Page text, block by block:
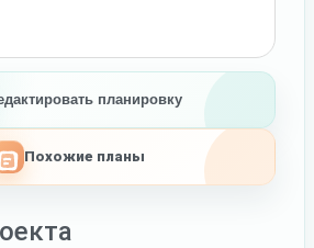
планировку
Похожие планы